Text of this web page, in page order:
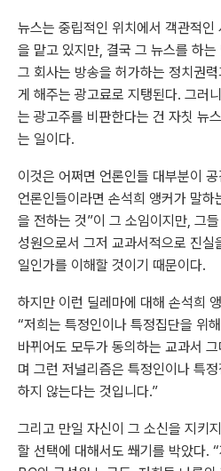
뉴스는 중립적인 위치에서 객관적인
을 맡고 있지만, 결국 그 뉴스를 하
그 회사는 방송을 허가하는 정치권
게 해주는 광고료로 지탱된다. 그러
는 광고주를 비판한다는 건 자칫 뉴
는 일이다.
이것은 어쩌면 언론인들 대부분이
언론인들이라면 손석희 앵커가 말하
을 전하는 것”이 그 소임이지만, 그
성원으로서 그저 교과서적으로 진실
일인가를 이해할 것이기 때문이다.
하지만 이런 딜레마에 대해 손석희
“저희는 특정인이나 특정집단을 위
바뀌어도 모두가 동의하는 교과서
며 그런 저널리즘은 특정인이나 특
하지 않는다는 것입니다.”
그리고 만일 자신이 그 소신을 지키
할 선택에 대해서도 쐐기를 박았다.